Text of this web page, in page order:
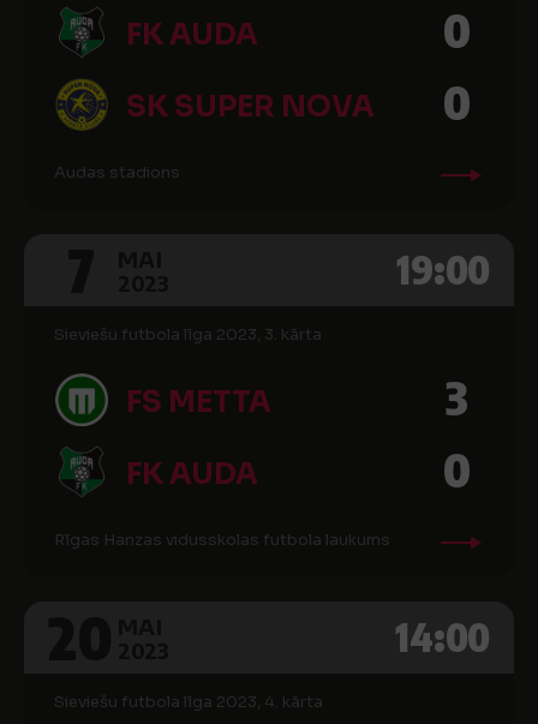
FK AUDA 0
SK SUPER NOVA 0
Audas stadions
19:00
Sieviešu futbola līga 2023, 3. kārta
FS METTA 3
FK AUDA 0
Rīgas Hanzas vidusskolas futbola laukums
14:00
Sieviešu futbola līga 2023, 4. kārta